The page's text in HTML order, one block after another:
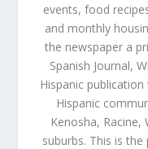
events, food
and monthly
the newspaper a
Spanish Journal,
Hispanic
Hispanic
Kenosha,
suburbs. This is